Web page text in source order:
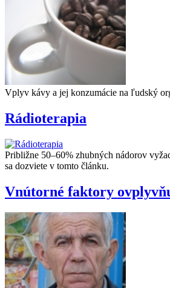
Vplyv kávy a jej konzumácie na ľudský
Rádioterapia
Približne 50–60% zhubných nádorov
sa dozviete v tomto článku.
Vnútorné faktory